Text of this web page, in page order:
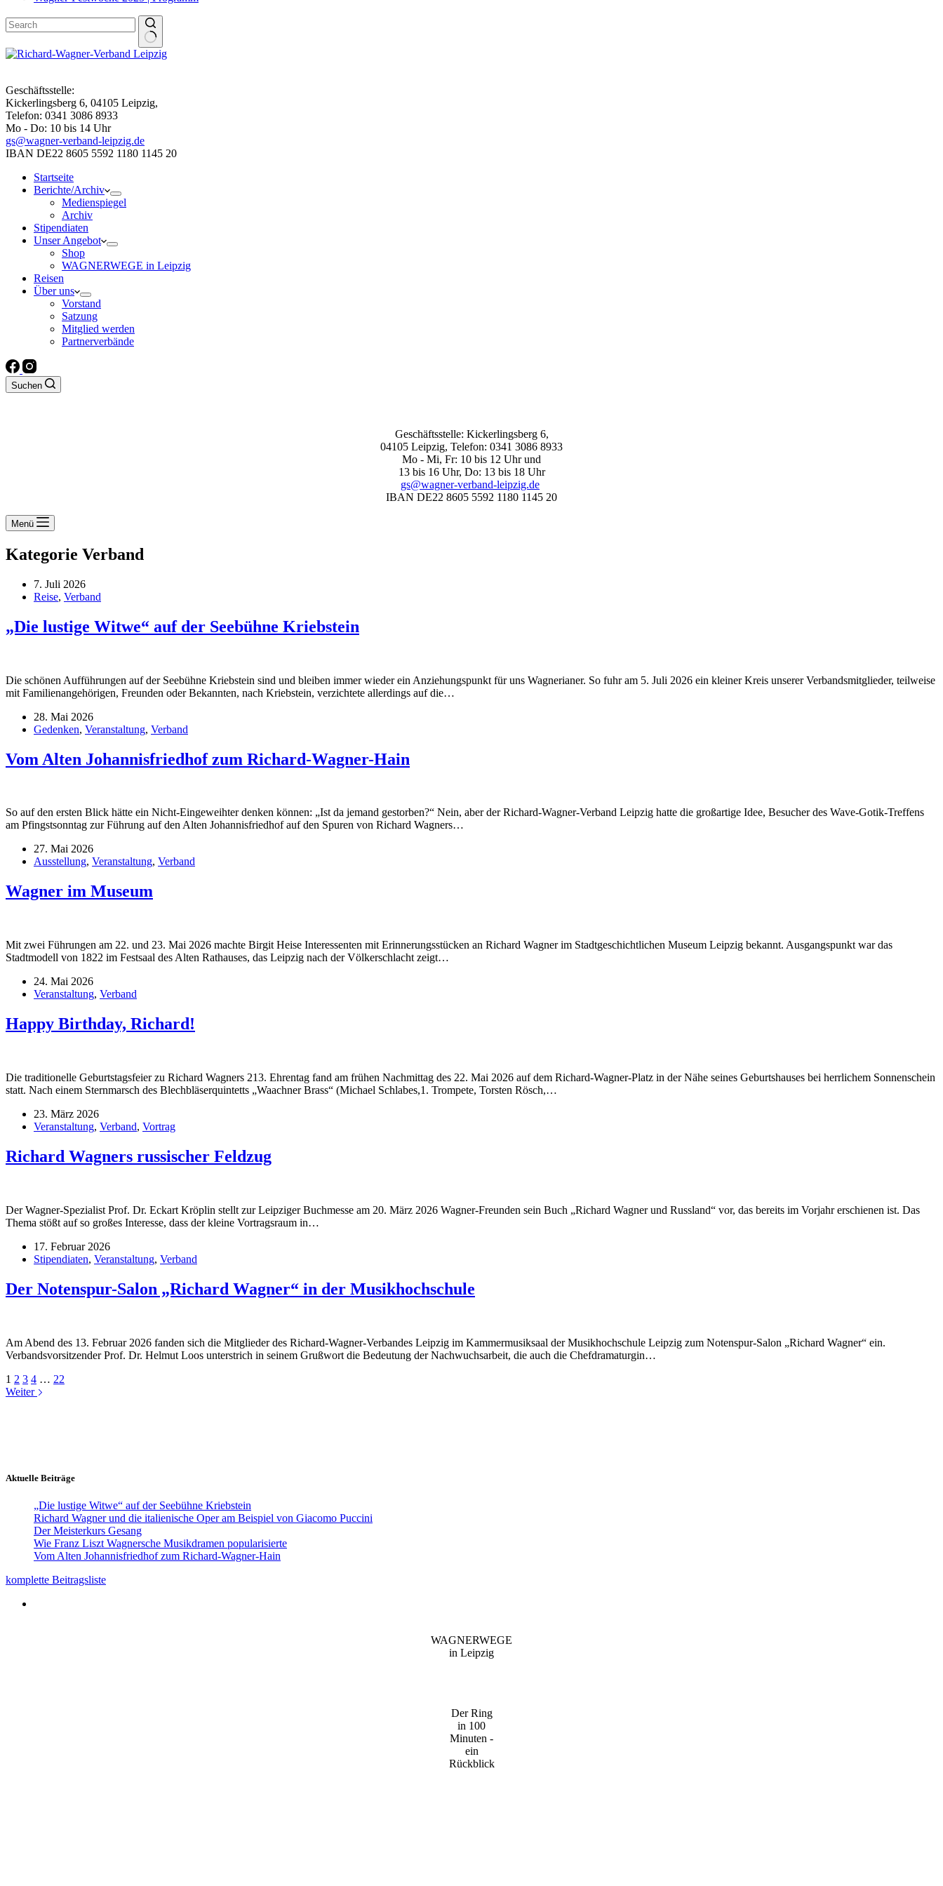
Geschäftsstelle:
Kickerlingsberg 6, 04105 Leipzig,
Telefon: 0341 3086 8933
Mo - Do: 10 bis 14 Uhr
gs@wagner-verband-leipzig.de
IBAN DE22 8605 5592 1180 1145 20
Startseite
Berichte/Archiv
Medienspiegel
Archiv
Stipendiaten
Unser Angebot
Shop
WAGNERWEGE in Leipzig
Reisen
Über uns
Vorstand
Satzung
Mitglied werden
Partnerverbände
Suchen
Geschäftsstelle: Kickerlingsberg 6,
04105 Leipzig, Telefon: 0341 3086 8933
Mo - Mi, Fr: 10 bis 12 Uhr und
13 bis 16 Uhr, Do: 13 bis 18 Uhr
gs@wagner-verband-leipzig.de
IBAN DE22 8605 5592 1180 1145 20
Menü
Kategorie Verband
7. Juli 2026
Reise, Verband
„Die lustige Witwe“ auf der Seebühne Kriebstein
Die schönen Aufführungen auf der Seebühne Kriebstein sind und bleiben immer wieder ein Anziehungspunkt für uns Wagnerianer. So fuhr am 5. Juli 2026 ein kleiner Kreis unserer Verbandsmitglieder, teilweise
mit Familienangehörigen, Freunden oder Bekannten, nach Kriebstein, verzichtete allerdings auf die…
28. Mai 2026
Gedenken, Veranstaltung, Verband
Vom Alten Johannisfriedhof zum Richard-Wagner-Hain
So auf den ersten Blick hätte ein Nicht-Eingeweihter denken können: „Ist da jemand gestorben?“ Nein, aber der Richard-Wagner-Verband Leipzig hatte die großartige Idee, Besucher des Wave-Gotik-Treffens
am Pfingstsonntag zur Führung auf den Alten Johannisfriedhof auf den Spuren von Richard Wagners…
27. Mai 2026
Ausstellung, Veranstaltung, Verband
Wagner im Museum
Mit zwei Führungen am 22. und 23. Mai 2026 machte Birgit Heise Interessenten mit Erinnerungsstücken an Richard Wagner im Stadtgeschichtlichen Museum Leipzig bekannt. Ausgangspunkt war das
Stadtmodell von 1822 im Festsaal des Alten Rathauses, das Leipzig nach der Völkerschlacht zeigt…
24. Mai 2026
Veranstaltung, Verband
Happy Birthday, Richard!
Die traditionelle Geburtstagsfeier zu Richard Wagners 213. Ehrentag fand am frühen Nachmittag des 22. Mai 2026 auf dem Richard-Wagner-Platz in der Nähe seines Geburtshauses bei herrlichem Sonnenschein
statt. Nach einem Sternmarsch des Blechbläserquintetts „Waachner Brass“ (Michael Schlabes,1. Trompete, Torsten Rösch,…
23. März 2026
Veranstaltung, Verband, Vortrag
Richard Wagners russischer Feldzug
Der Wagner-Spezialist Prof. Dr. Eckart Kröplin stellt zur Leipziger Buchmesse am 20. März 2026 Wagner-Freunden sein Buch „Richard Wagner und Russland“ vor, das bereits im Vorjahr erschienen ist. Das
Thema stößt auf so großes Interesse, dass der kleine Vortragsraum in…
17. Februar 2026
Stipendiaten, Veranstaltung, Verband
Der Notenspur-Salon „Richard Wagner“ in der Musikhochschule
Am Abend des 13. Februar 2026 fanden sich die Mitglieder des Richard-Wagner-Verbandes Leipzig im Kammermusiksaal der Musikhochschule Leipzig zum Notenspur-Salon „Richard Wagner“ ein.
Verbandsvorsitzender Prof. Dr. Helmut Loos unterstrich in seinem Grußwort die Bedeutung der Nachwuchsarbeit, die auch die Chefdramaturgin…
1 2 3 4 … 22
Weiter
Aktuelle Beiträge
„Die lustige Witwe“ auf der Seebühne Kriebstein
Richard Wagner und die italienische Oper am Beispiel von Giacomo Puccini
Der Meisterkurs Gesang
Wie Franz Liszt Wagnersche Musikdramen popularisierte
Vom Alten Johannisfriedhof zum Richard-Wagner-Hain
komplette Beitragsliste
WAGNERWEGE
in Leipzig
Der Ring
in 100
Minuten -
ein
Rückblick